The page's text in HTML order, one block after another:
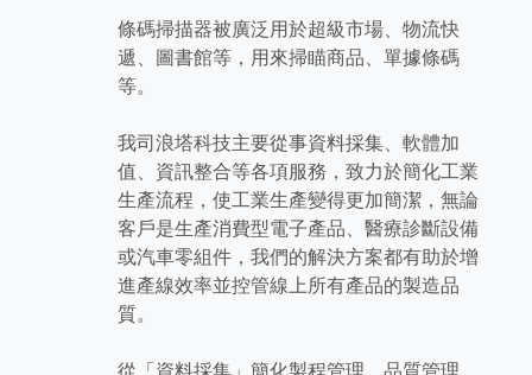
條碼掃描器被廣泛用於超級市場、物流快
遞、圖書館等，用來掃瞄商品、單據條碼
等。
我司浪塔科技主要從事資料採集、軟體加
值、資訊整合等各項服務，致力於簡化工業
生產流程，使工業生產變得更加簡潔，無論
客戶是生產消費型電子產品、醫療診斷設備
或汽車零組件，我們的解決方案都有助於增
進產線效率並控管線上所有產品的製造品
質。
從「資料採集」簡化製程管理、品質管理、